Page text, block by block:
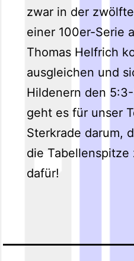
zwar in der
einer 100er-Serie
Thomas Helfrich
ausgleichen und
Hildenern den
geht es für unser
Sterkrade darum,
die
dafür!